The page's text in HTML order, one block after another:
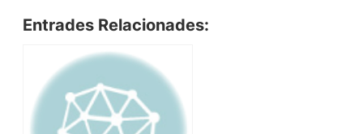
Entrades Relacionades: